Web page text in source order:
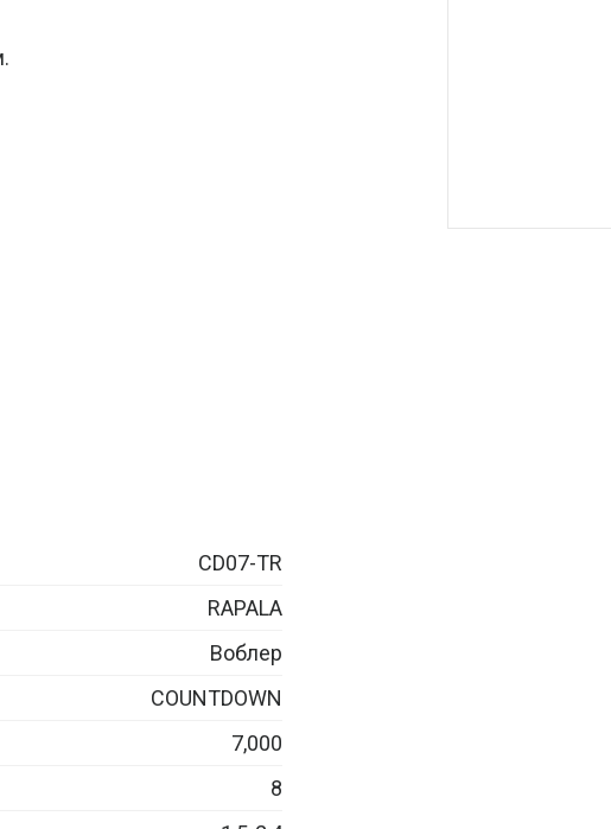
CD07-TR
RAPALA
Воблер
COUNTDOWN
7,000
8